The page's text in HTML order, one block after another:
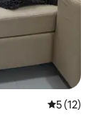
5 (12)